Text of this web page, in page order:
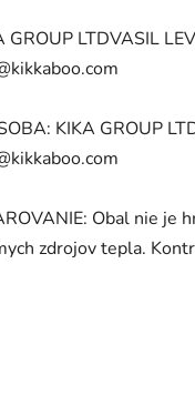
GROUP LTDVASIL
KIKA GROUP
Obal nie je
zdrojov tepla.